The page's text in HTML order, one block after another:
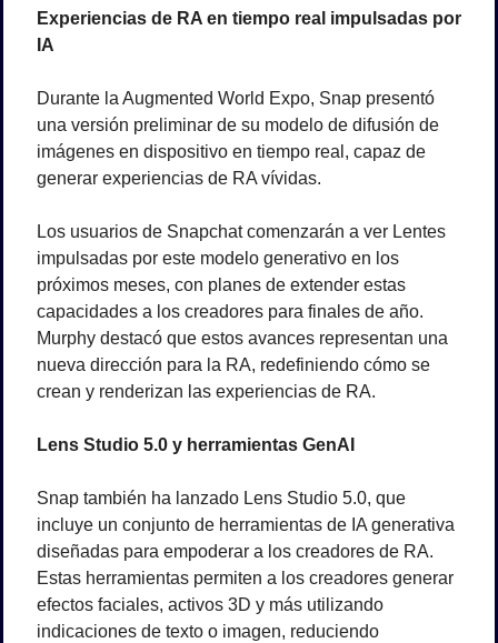
Experiencias de RA en tiempo real impulsadas por
IA
Durante la Augmented World Expo, Snap presentó
una versión preliminar de su modelo de difusión de
imágenes en dispositivo en tiempo real, capaz de
generar experiencias de RA vívidas.
Los usuarios de Snapchat comenzarán a ver Lentes
impulsadas por este modelo generativo en los
próximos meses, con planes de extender estas
capacidades a los creadores para finales de año.
Murphy destacó que estos avances representan una
nueva dirección para la RA, redefiniendo cómo se
crean y renderizan las experiencias de RA.
Lens Studio 5.0 y herramientas GenAI
Snap también ha lanzado Lens Studio 5.0, que
incluye un conjunto de herramientas de IA generativa
diseñadas para empoderar a los creadores de RA.
Estas herramientas permiten a los creadores generar
efectos faciales, activos 3D y más utilizando
indicaciones de texto o imagen, reduciendo